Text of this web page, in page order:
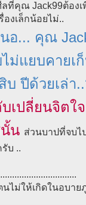
ที่คุณ Jack99ต้อง
องเล็กน้อยไม่..
อ... คุณ
ม่แยบคายเ
บ ปีด้วยเล่า
เปลี่ยนจิตใ
น ส่วนบาปที่จบไ
รับ ..
ไม่ให้เกิดในอบาย